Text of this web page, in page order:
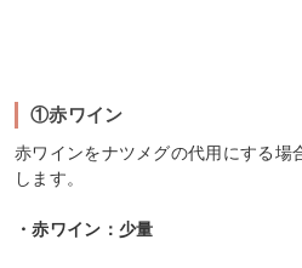
①赤ワイン
赤ワインをナツメグの代用にする場
します。
・赤ワイン：少量